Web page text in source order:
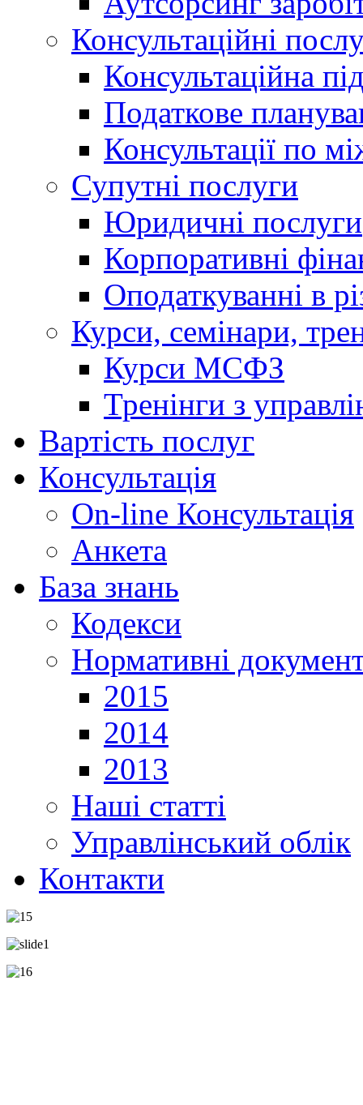
Консультаційні
Консультаційна
Податкове
Консультації по
Супутні послуги
Юридичні послуги
Корпоративні
Оподаткуванні в
Курси, семінари,
Курси МСФЗ
Тренінги з
Вартість послуг
Консультація
On-line Консультація
Анкета
База знань
Кодекси
Нормативні
2015
2014
2013
Наші статті
Управлінський облік
Контакти